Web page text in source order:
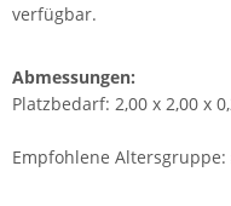
verfügbar.
Abmessungen:
Platzbedarf: 2,00 x 2,00 x
Empfohlene Altersgruppe: